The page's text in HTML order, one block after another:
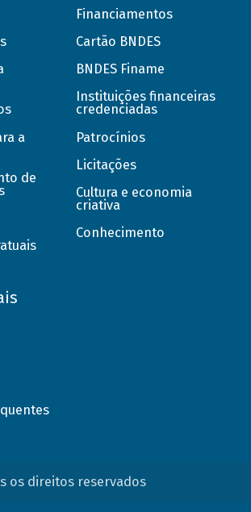
a
de
Financiamentos
Cartão BNDES
BNDES Finame
Instituições financeiras
credenciadas
Patrocínios
Licitações
Cultura e economia
criativa
Conhecimento
os direitos reservados